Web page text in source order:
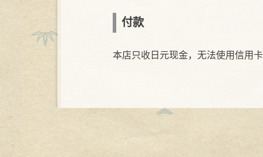
付款
本店只收日元现金，无法使用信用